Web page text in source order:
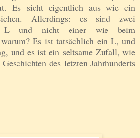
Es sieht eigentlich aus wie ein
Allerdings: es sind zwei
L und nicht einer wie beim
Es ist tatsächlich ein L, und
und es ist ein seltsame Zufall, wie
des letzten Jahrhunderts